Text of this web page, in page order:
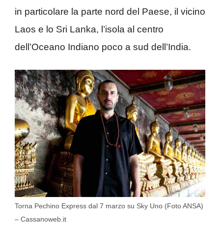
in particolare la parte nord del Paese, il vicino
Laos e lo Sri Lanka, l’isola al centro
dell’Oceano Indiano poco a sud dell’India.
Torna Pechino Express dal 7 marzo su Sky Uno (Foto ANSA)
– Cassanoweb.it